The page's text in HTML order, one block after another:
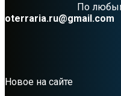
По
oterraria.ru@gmail.com
Новое на сайте